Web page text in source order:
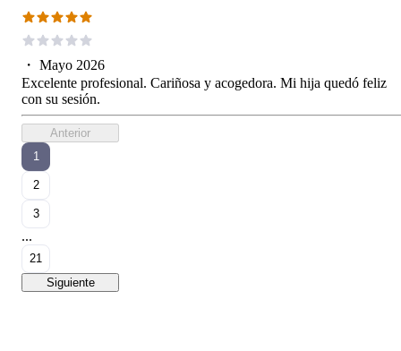
・ Mayo 2026
Excelente profesional. Cariñosa y acogedora. Mi hija quedó feliz
con su sesión.
Anterior
1
2
3
...
21
Siguiente